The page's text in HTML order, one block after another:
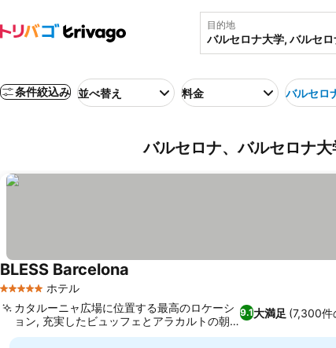
目的地
条件絞込み 並べ替え 料金 バルセロ
バルセロナ、バルセロナ
5 ホテルのランク
ホテル
BLESS Barcelona
9.1大満足 (7,300件
カタルーニャ広場に位置する最高のロケーシ
ョン, 充実したビュッフェとアラカルトの朝
食